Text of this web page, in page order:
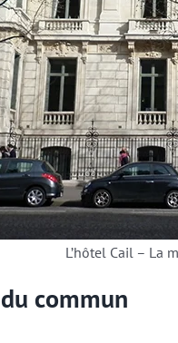
L’hôtel Cail – La
commun